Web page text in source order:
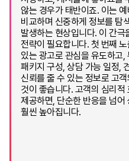
않는 경우가 태반이죠. 이는
비교하며 신중하게 정보를 탐
발생하는 현상입니다. 이 간
전략이 필요합니다. 첫 번째
있는 광고로 관심을 유도하고
패키지 구성, 상담 가능 일정,
신뢰를 줄 수 있는 정보로 고
것이 좋습니다. 고객의 심리
제공하면, 단순한 반응을 넘어
훨씬 높아집니다.